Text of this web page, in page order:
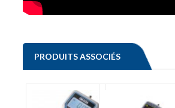
PRODUITS ASSOCIÉS